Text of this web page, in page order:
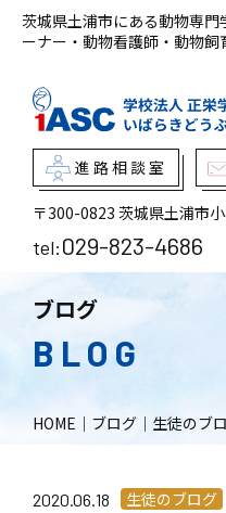
茨城県土浦市にある動物専
ーナー・動物看護師・動物飼
進路相談室
〒300-0823 茨城県土浦市
tel:029-823-4686
ブログ
BLOG
HOME ｜ ブログ ｜ 生徒のブ
2020.06.18 生徒のブログ